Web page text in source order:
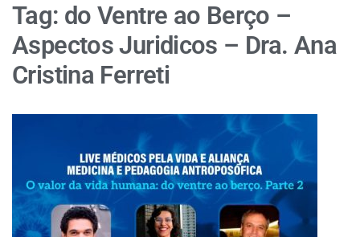
Tag: do Ventre ao Berço –
Aspectos Juridicos – Dra. Ana
Cristina Ferreti